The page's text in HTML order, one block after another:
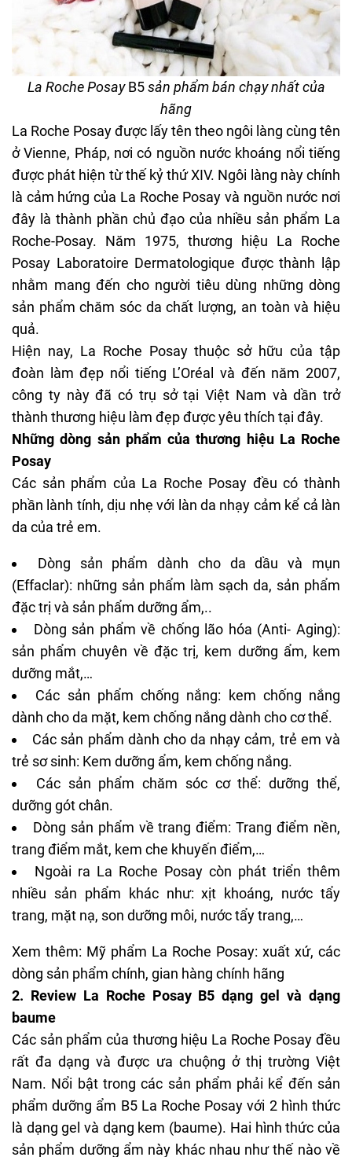
La Roche Posay B5sản phẩm bán chạy nhất của
hãng
La Roche Posay được lấy tên theo ngôi làng cùng tên
ở Vienne, Pháp, nơi có nguồn nước khoáng nổi tiếng
được phát hiện từ thế kỷ thứ XIV. Ngôi làng này chính
là cảm hứng của La Roche Posay và nguồn nước nơi
đây là thành phần chủ đạo của nhiều sản phẩm La
Roche-Posay. Năm 1975, thương hiệu La Roche
Posay Laboratoire Dermatologique được thành lập
nhằm mang đến cho người tiêu dùng những dòng
sản phẩm chăm sóc da chất lượng, an toàn và hiệu
quả.
Hiện nay, La Roche Posay thuộc sở hữu của tập
đoàn làm đẹp nổi tiếng L’Oréal và đến năm 2007,
công ty này đã có trụ sở tại Việt Nam và dần trở
thành thương hiệu làm đẹp được yêu thích tại đây.
Những dòng sản phẩm của thương hiệu La Roche
Posay
Các sản phẩm của La Roche Posay đều có thành
phần lành tính, dịu nhẹ với làn da nhạy cảm kể cả làn
da của trẻ em.
Dòng sản phẩm dành cho da dầu và mụn
(Effaclar): những sản phẩm làm sạch da, sản phẩm
đặc trị và sản phẩm dưỡng ẩm,..
Dòng sản phẩm về chống lão hóa (Anti- Aging):
sản phẩm chuyên về đặc trị, kem dưỡng ẩm, kem
dưỡng mắt,…
Các sản phẩm chống nắng: kem chống nắng
dành cho da mặt, kem chống nắng dành cho cơ thể.
Các sản phẩm dành cho da nhạy cảm, trẻ em và
trẻ sơ sinh: Kem dưỡng ẩm, kem chống nắng.
Các sản phẩm chăm sóc cơ thể: dưỡng thể,
dưỡng gót chân.
Dòng sản phẩm về trang điểm: Trang điểm nền,
trang điểm mắt, kem che khuyến điểm,…
Ngoài ra La Roche Posay còn phát triển thêm
nhiều sản phẩm khác như: xịt khoáng, nước tẩy
trang, mặt nạ, son dưỡng môi, nước tẩy trang,…
Xem thêm: Mỹ phẩm La Roche Posay: xuất xứ, các
dòng sản phẩm chính, gian hàng chính hãng
2. Review La Roche Posay B5 dạng gel và dạng
baume
Các sản phẩm của thương hiệu La Roche Posay đều
rất đa dạng và được ưa chuộng ở thị trường Việt
Nam. Nổi bật trong các sản phẩm phải kể đến sản
phẩm dưỡng ẩm B5 La Roche Posay với 2 hình thức
là dạng gel và dạng kem (baume). Hai hình thức của